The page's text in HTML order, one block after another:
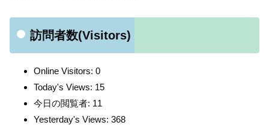
訪問者数(Visitors)
Online Visitors: 0
Today's Views: 15
今日の閲覧者: 11
Yesterday's Views: 368